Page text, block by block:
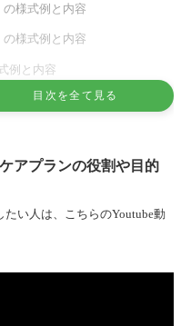
目次を全て見る
様式例と内容
様式例と内容
例と内容
会（依頼）の様式例と内容
画の違い
アプランの役割や目的
い人は、こちらのYoutube動